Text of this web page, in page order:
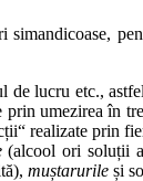
de lucru etc.,
umezirea în
realizate prin
(alcool ori soluții
muștarurile și